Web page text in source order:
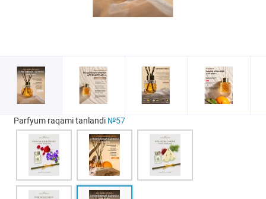
Parfyum raqami tanlandi №57